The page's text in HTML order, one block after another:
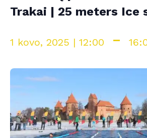
Trakai | 25 meters Ice
1 kovo, 2025 | 12:00 -